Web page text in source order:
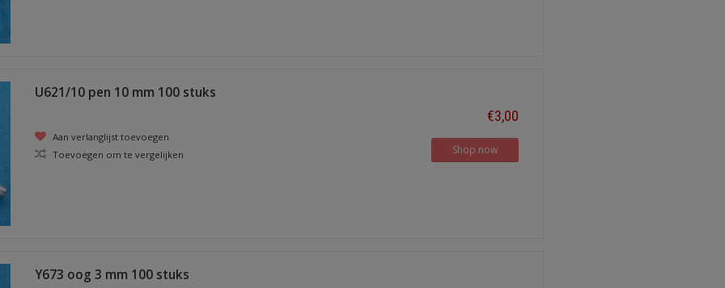
U621/10 pen 10 mm 100 stuks
Aan verlanglijst toevoegen
Toevoegen om te vergelijken
€3,00
Shop now
Y673 oog 3 mm 100 stuks